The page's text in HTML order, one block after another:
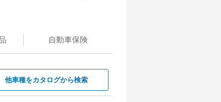
自動車保険
他車種をカタログから検索